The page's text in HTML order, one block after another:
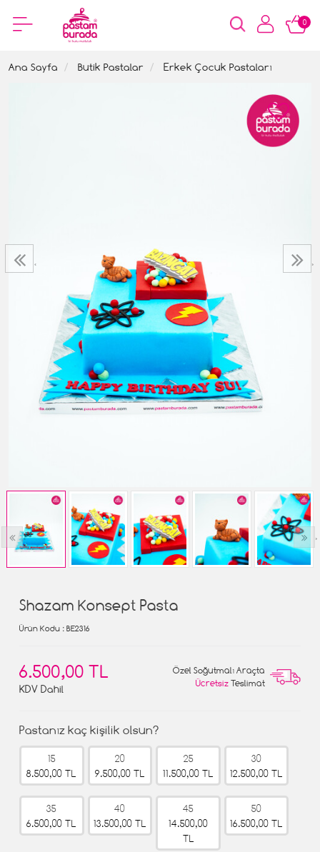
0
Ana Sayfa Butik Pastalar Erkek Çocuk Pastaları
‹ ›
‹ ›
Shazam Konsept Pasta
Ürün Kodu : BE2316
6.500,00 TL
KDV Dahil
Özel Soğutmalı Araçta
Ücretsiz Teslimat
Pastanız kaç kişilik olsun?
15
8.500,00 TL
20
9.500,00 TL
25
11.500,00 TL
30
12.500,00 TL
35
6.500,00 TL
40
13.500,00 TL
45
14.500,00
TL
50
16.500,00 TL